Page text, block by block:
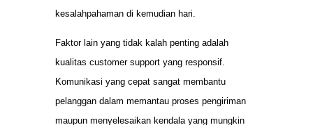
kesalahpahaman di kemudian hari.
Faktor lain yang tidak kalah penting adalah
kualitas customer support yang responsif.
Komunikasi yang cepat sangat membantu
pelanggan dalam memantau proses pengiriman
maupun menyelesaikan kendala yang mungkin